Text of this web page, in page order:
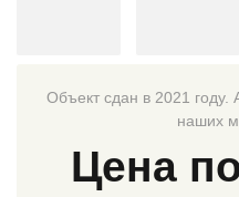
Объект сдан в 2021 году.
наших
Цена